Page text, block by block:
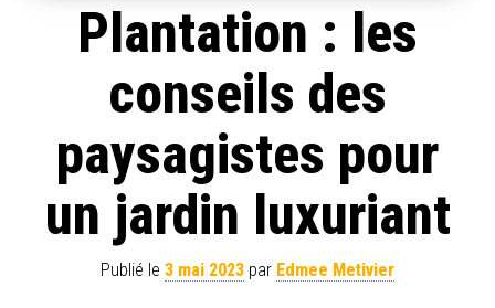
Plantation : les
conseils des
paysagistes pour
un jardin luxuriant
Publié le 3 mai 2023 par Edmee Metivier